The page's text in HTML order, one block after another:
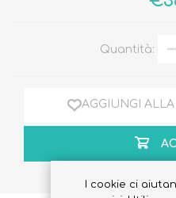
Quantità:
AGGIUNGI ALLA
I cookie ci